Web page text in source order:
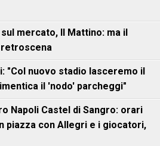
mercato, Il Mattino: ma il
retroscena
"Col nuovo stadio lasceremo il
il 'nodo' parcheggi"
Napoli Castel di Sangro: orari
piazza con Allegri e i giocatori,